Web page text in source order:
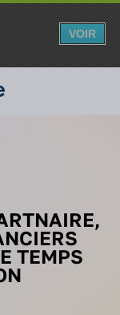
VOIR
TEMPS